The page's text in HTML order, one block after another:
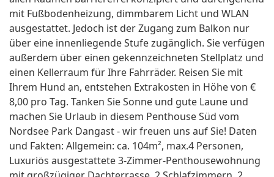
mit Fußbodenheizung, dimmbarem Licht und WLAN
ausgestattet. Jedoch ist der Zugang zum Balkon nur
über eine innenliegende Stufe zugänglich. Sie verfügen
außerdem über einen gekennzeichneten Stellplatz und
einen Kellerraum für Ihre Fahrräder. Reisen Sie mit
Ihrem Hund an, entstehen Extrakosten in Höhe von €
8,00 pro Tag. Tanken Sie Sonne und gute Laune und
machen Sie Urlaub in diesem Penthouse Süd vom
Nordsee Park Dangast - wir freuen uns auf Sie! Daten
und Fakten: Allgemein: ca. 104m², max.4 Personen,
Luxuriös ausgestattete 3-Zimmer-Penthousewohnung